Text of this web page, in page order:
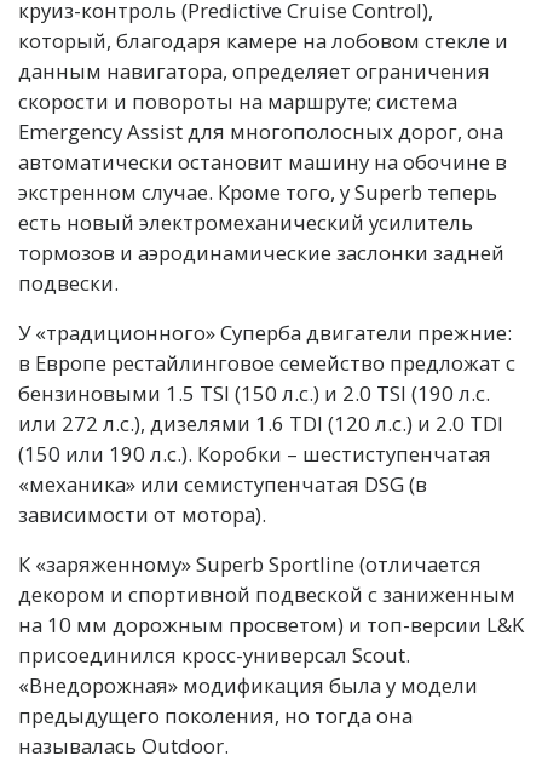
круиз-контроль (Predictive Cruise Control),
который, благодаря камере на лобовом стекле и
данным навигатора, определяет ограничения
скорости и повороты на маршруте; система
Emergency Assist для многополосных дорог, она
автоматически остановит машину на обочине в
экстренном случае. Кроме того, у Superb теперь
есть новый электромеханический усилитель
тормозов и аэродинамические заслонки задней
подвески.
У «традиционного» Суперба двигатели прежние:
в Европе рестайлинговое семейство предложат с
бензиновыми 1.5 TSI (150 л.с.) и 2.0 TSI (190 л.с.
или 272 л.с.), дизелями 1.6 TDI (120 л.с.) и 2.0 TDI
(150 или 190 л.с.). Коробки – шестиступенчатая
«механика» или семиступенчатая DSG (в
зависимости от мотора).
К «заряженному» Superb Sportline (отличается
декором и спортивной подвеской с заниженным
на 10 мм дорожным просветом) и топ-версии L&K
присоединился кросс-универсал Scout.
«Внедорожная» модификация была у модели
предыдущего поколения, но тогда она
называлась Outdoor.